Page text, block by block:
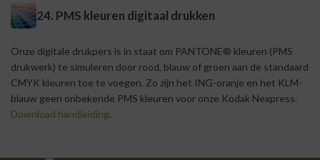
24. PMS kleuren digitaal drukken
Onze digitale drukpers is in staat om PANTONE® kleuren (PMS
drukwerk) te simuleren door rood, blauw of groen aan de standaard
CMYK kleuren toe te voegen. Zo zijn het ING-oranje en het KLM-
blauw geen onbekende PMS kleuren voor onze Kodak Nexpress.
Download handleiding.